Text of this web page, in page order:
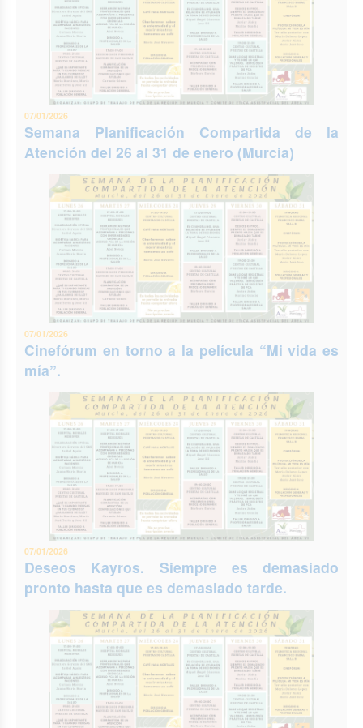
07/01/2026
Semana Planificación Compartida de la
Atención del 26 al 31 de enero (Murcia)
07/01/2026
Cinefórum en torno a la película “Mi vida es
mía”.
07/01/2026
Deseos Kayros. Siempre es demasiado
pronto hasta que es demasiado tarde.